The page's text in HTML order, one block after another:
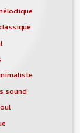
sound